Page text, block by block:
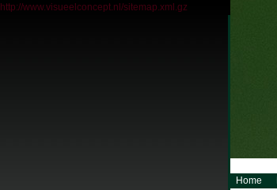
http://www.visueelconcept.nl/sitemap.xml.gz
Home